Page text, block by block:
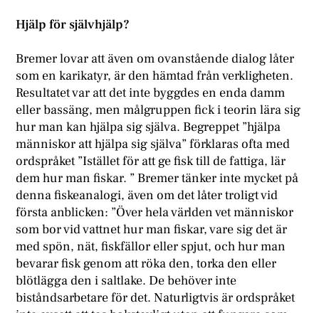
Hjälp för självhjälp?
Bremer lovar att även om ovanstående dialog låter
som en karikatyr, är den hämtad från verkligheten.
Resultatet var att det inte byggdes en enda damm
eller bassäng, men målgruppen fick i teorin lära sig
hur man kan hjälpa sig själva. Begreppet ”hjälpa
människor att hjälpa sig själva” förklaras ofta med
ordspråket ”Istället för att ge fisk till de fattiga, lär
dem hur man fiskar. ” Bremer tänker inte mycket på
denna fiskeanalogi, även om det låter troligt vid
första anblicken: ”Över hela världen vet människor
som bor vid vattnet hur man fiskar, vare sig det är
med spön, nät, fiskfällor eller spjut, och hur man
bevarar fisk genom att röka den, torka den eller
blötlägga den i saltlake. De behöver inte
biståndsarbetare för det. Naturligtvis är ordspråket